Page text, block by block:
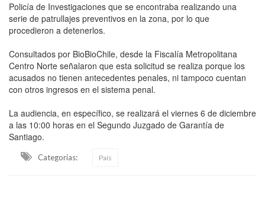
Policía de Investigaciones que se encontraba realizando una
serie de patrullajes preventivos en la zona, por lo que
procedieron a detenerlos.
Consultados por BioBioChile, desde la Fiscalía Metropolitana
Centro Norte señalaron que esta solicitud se realiza porque los
acusados no tienen antecedentes penales, ni tampoco cuentan
con otros ingresos en el sistema penal.
La audiencia, en específico, se realizará el viernes 6 de diciembre
a las 10:00 horas en el Segundo Juzgado de Garantía de
Santiago.
Categorias: País